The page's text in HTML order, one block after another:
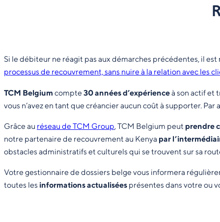
Si le débiteur ne réagit pas aux démarches précédentes, il
processus de recouvrement, sans nuire à la relation avec les
TCM Belgium compte 30 années d’expérienceà son actif et
vous n’avez en tant que créancier aucun coût à supporter.
Grâce au réseau de TCM Group, TCM Belgium peut prendre
notre partenaire de recouvrement au Kenya par
obstacles administratifs et culturels qui se trouvent sur sa
Votre gestionnaire de dossiers belge vous informera
toutes les informations actualisées présentes dans votre ou